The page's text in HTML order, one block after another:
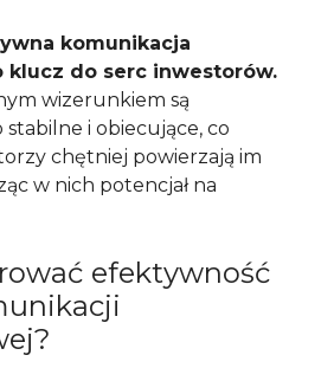
komunikacja
klucz do serc inwestorów.
wizerunkiem są
i obiecujące, co
chętniej powierzają im
w nich potencjał na
efektywność